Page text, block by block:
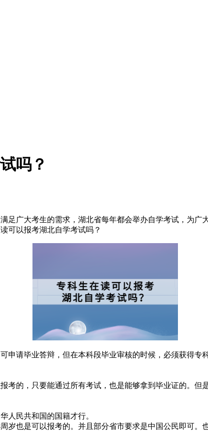
吗？
足广大考生的需求，湖北省每年都会举办自学考试，为
可以报考湖北自学考试吗？
请毕业答辩，但在本科段毕业审核的时候，必须获得专
考的，只要能通过所有考试，也是能够拿到毕业证的。
人民共和国的国籍才行。
岁也是可以报考的。并且部分省市要求是中国公民即可。